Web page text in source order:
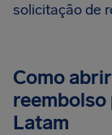
solicitação de
Como
reembolso
Latam